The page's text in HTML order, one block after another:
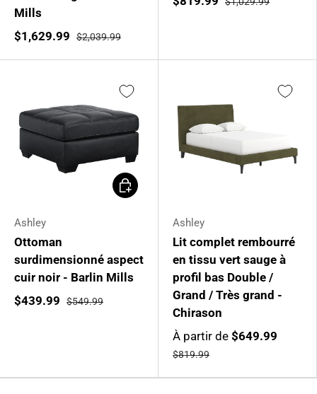
Mills
$1,629.99
$2,039.99
Ashley
Ottoman
surdimensionné aspect
cuir noir - Barlin Mills
$439.99
$549.99
Ajouter au panier
Ashley
Lit complet rembourré
en tissu vert sauge à
profil bas Double /
Grand / Très grand -
Chirason
À partir de $649.99
$819.99